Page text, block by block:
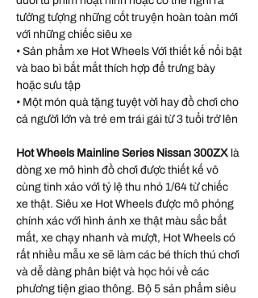
tưởng tượng những cốt truyện hoàn toàn mới
với những chiếc siêu xe
• Sản phẩm xe Hot Wheels Với thiết kế nổi bật
và bao bì bắt mắt thích hợp để trưng bày
hoặc sưu tập
• Một món quà tặng tuyệt vời hay đồ chơi cho
cả người lớn và trẻ em trái gái từ 3 tuổi trở lên
Hot Wheels Mainline Series Nissan 300ZX là
dòng xe mô hình đồ chơi được thiết kế vô
cùng tinh xảo với tỷ lệ thu nhỏ 1/64 từ chiếc
xe thật. Siêu xe Hot Wheels được mô phỏng
chính xác với hình ảnh xe thật màu sắc bắt
mắt, xe chạy nhanh và mượt, Hot Wheels có
rất nhiều mẫu xe sẽ làm các bé thích thú chơi
và dễ dàng phân biệt và học hỏi về các
phương tiện giao thông. Bộ 5 sản phẩm siêu